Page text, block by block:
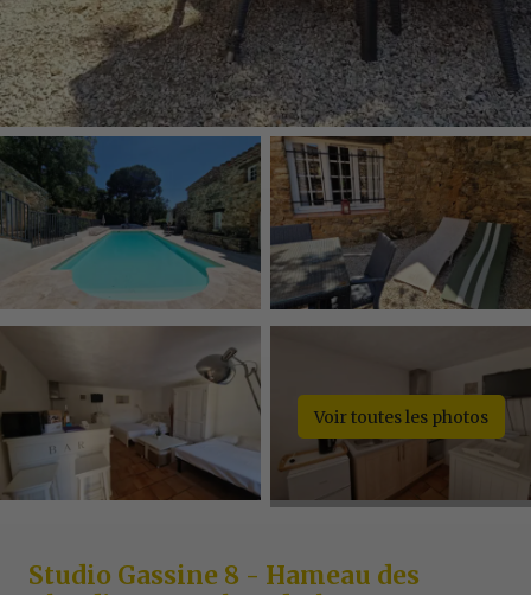
Voir toutes les photos
Studio Gassine 8 - Hameau des